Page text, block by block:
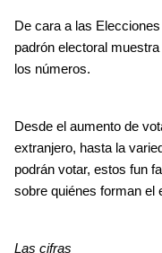
Body
De cara a las
padrón electoral
los números.
Desde el aumento de
extranjero, hasta la
podrán votar, estos fun
sobre quiénes forman el
Las cifras